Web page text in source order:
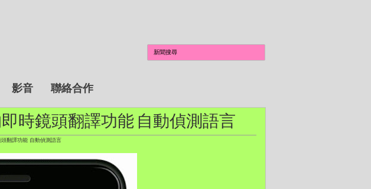
影音 聯絡合作
的即時鏡頭翻譯功能 自動偵測語言
翻譯功能 自動偵測語言